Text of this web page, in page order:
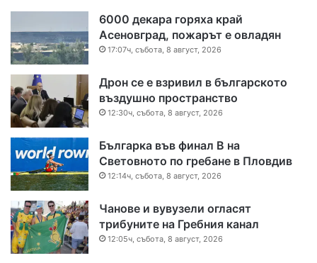
6000 декара горяха край
Асеновград, пожарът е овладян
17:07ч, събота, 8 август, 2026
Дрон се е взривил в българското
въздушно пространство
12:30ч, събота, 8 август, 2026
Българка във финал B на
Световното по гребане в Пловдив
12:14ч, събота, 8 август, 2026
Чанове и вувузели огласят
трибуните на Гребния канал
12:05ч, събота, 8 август, 2026